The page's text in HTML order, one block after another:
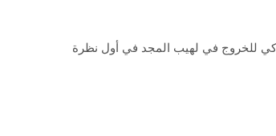
للخروج في لهيب المجد في أول نظرة